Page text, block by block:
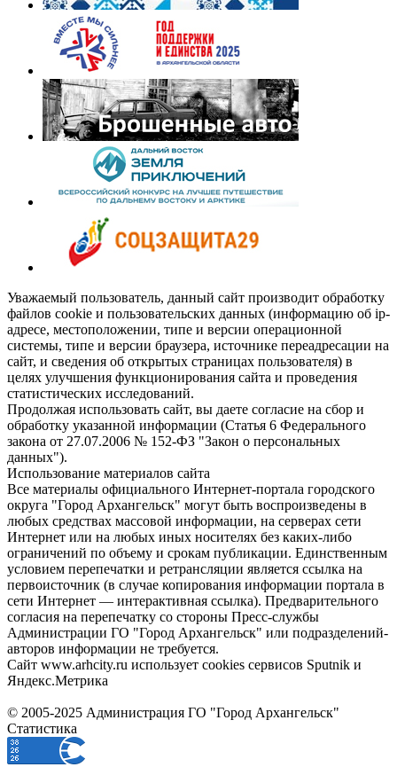
Уважаемый пользователь, данный сайт производит обработку
файлов cookie и пользовательских данных (информацию об ip-
адресе, местоположении, типе и версии операционной
системы, типе и версии браузера, источнике переадресации на
сайт, и сведения об открытых страницах пользователя) в
целях улучшения функционирования сайта и проведения
статистических исследований.
Продолжая использовать сайт, вы даете согласие на сбор и
обработку указанной информации (Статья 6 Федерального
закона от 27.07.2006 № 152-ФЗ "Закон о персональных
данных").
Использование материалов сайта
Все материалы официального Интернет-портала городского
округа "Город Архангельск" могут быть воспроизведены в
любых средствах массовой информации, на серверах сети
Интернет или на любых иных носителях без каких-либо
ограничений по объему и срокам публикации. Единственным
условием перепечатки и ретрансляции является ссылка на
первоисточник (в случае копирования информации портала в
сети Интернет — интерактивная ссылка). Предварительного
согласия на перепечатку со стороны Пресс-службы
Администрации ГО "Город Архангельск" или подразделений-
авторов информации не требуется.
Сайт www.arhcity.ru использует cookies сервисов Sputnik и
Яндекс.Метрика
© 2005-2025 Администрация ГО "Город Архангельск"
Статистика